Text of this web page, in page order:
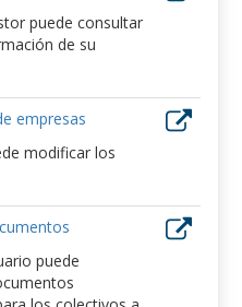
puede consultar
de su
empresas
modificar los
puede